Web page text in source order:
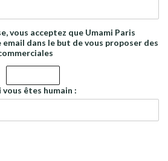
vous acceptez que Umami Paris
dans le but de vous proposer des
vous êtes humain :